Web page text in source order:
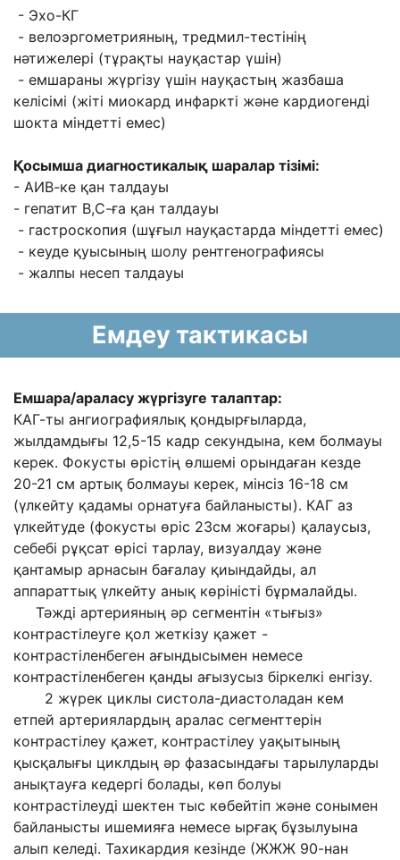
- Эхо-КГ
- велоэргометрияның, тредмил-тестінің
нәтижелері (тұрақты науқастар үшін)
- емшараны жүргізу үшін науқастың жазбаша
келісімі (жіті миокард инфаркті және кардиогенді
шокта міндетті емес)
Қосымша диагностикалық шаралар тізімі:
- АИВ-ке қан талдауы
- гепатит В,С-ға қан талдауы
- гастроскопия (шұғыл науқастарда міндетті емес)
- кеуде қуысының шолу рентгенографиясы
- жалпы несеп талдауы
Емдеу тактикасы
Емшара/араласу жүргізуге талаптар:
КАГ-ты ангиографиялық қондырғыларда,
жылдамдығы 12,5-15 кадр секундына, кем болмауы
керек. Фокусты өрістің өлшемі орындаған кезде
20-21 см артық болмауы керек, мінсіз 16-18 см
(үлкейту қадамы орнатуға байланысты). КАГ аз
үлкейтуде (фокусты өріс 23см жоғары) қалаусыз,
себебі рұқсат өрісі тарлау, визуалдау және
қантамыр арнасын бағалау қиындайды, ал
аппараттық үлкейту анық көріністі бұрмалайды.
Тәжді артерияның әр сегментін «тығыз»
контрастілеуге қол жеткізу қажет -
контрастіленбеген ағындысымен немесе
контрастіленбеген қанды ағызусыз біркелкі енгізу.
2 жүрек циклы систола-диастоладан кем
етпей артериялардың аралас сегменттерін
контрастілеу қажет, контрастілеу уақытының
қысқалығы циклдың әр фазасындағы тарылуларды
анықтауға кедергі болады, көп болуы
контрастілеуді шектен тыс көбейтіп және сонымен
байланысты ишемияға немесе ырғақ бұзылуына
алып келеді. Тахикардия кезінде (ЖЖЖ 90-нан